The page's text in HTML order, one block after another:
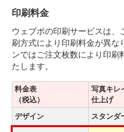
印刷料金
ウェブポの印刷サービスは、
刷方式により印刷料金が異な
ンではご注文枚数により印刷
たします。
料金表
（税込）
写真キレ
仕上げ
デザイン
スタンダ